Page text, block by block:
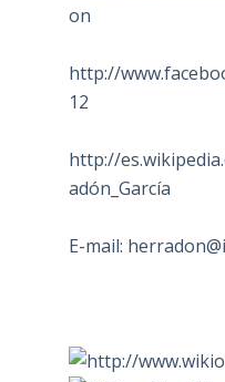
on
http://
12
http://
adón_García
E-mail: